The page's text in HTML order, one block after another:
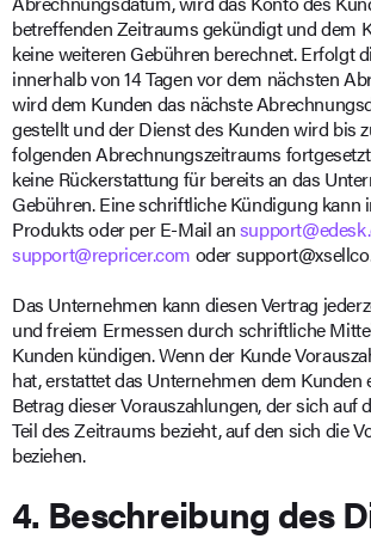
betreffenden Zeitraums gekündigt und dem
keine weiteren Gebühren berechnet. Erfolgt
innerhalb von 14 Tagen vor dem nächsten
wird dem Kunden das nächste
gestellt und der Dienst des Kunden wird bis
folgenden Abrechnungszeitraums
keine Rückerstattung für bereits an das
Gebühren. Eine schriftliche Kündigung kann
Produkts oder per E-Mail an
support@repricer.com oder
Das Unternehmen kann diesen Vertrag
und freiem Ermessen durch schriftliche
Kunden kündigen. Wenn der Kunde
hat, erstattet das Unternehmen dem Kunden
Betrag dieser Vorauszahlungen, der sich auf
Teil des Zeitraums bezieht, auf den sich die
beziehen.
4. Beschreibung des